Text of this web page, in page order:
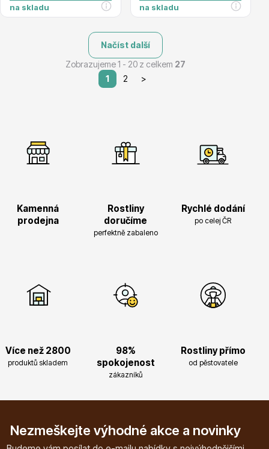
na skladu na skladu
Načíst další
Zobrazujeme 1 - 20 z celkem 27
1
2 >
Kamenná
prodejna
Rostliny
doručíme
perfektně zabaleno
Rychlé dodání
po celej ČR
Více než 2800
produktů skladem
98%
spokojenost
zákazníků
Rostliny přímo
od pěstovatele
Nezmeškejte výhodné akce a novinky